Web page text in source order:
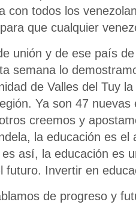
con todos los
que cualquier
unión y de ese país
semana lo
de Valles del Tuy
Ya son 47
creemos y
la educación es el
así, la educación es
futuro. Invertir en
de progreso y